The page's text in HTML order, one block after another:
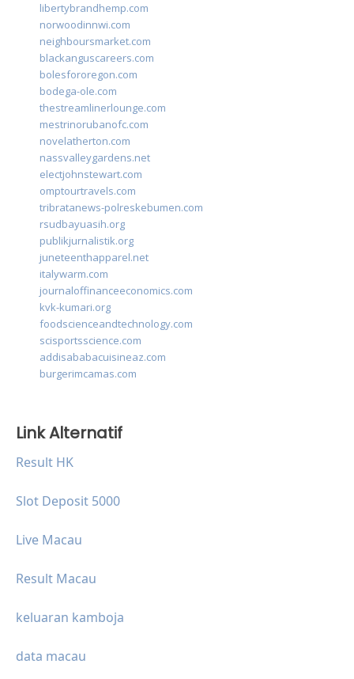
libertybrandhemp.com
norwoodinnwi.com
neighboursmarket.com
blackanguscareers.com
bolesfororegon.com
bodega-ole.com
thestreamlinerlounge.com
mestrinorubanofc.com
novelatherton.com
nassvalleygardens.net
electjohnstewart.com
omptourtravels.com
tribratanews-polreskebumen.com
rsudbayuasih.org
publikjurnalistik.org
juneteenthapparel.net
italywarm.com
journaloffinanceeconomics.com
kvk-kumari.org
foodscienceandtechnology.com
scisportsscience.com
addisababacuisineaz.com
burgerimcamas.com
Link Alternatif
Result HK
Slot Deposit 5000
Live Macau
Result Macau
keluaran kamboja
data macau